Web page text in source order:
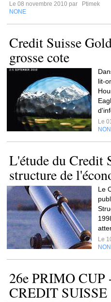
Le 08 novembre 2010 par
Ptimek
NONE
Credit Suisse
grosse cote
lit-
Le
L'étude du Credit
structure de
Le
Le
26e PRIMO CUP
CREDIT SUISSE